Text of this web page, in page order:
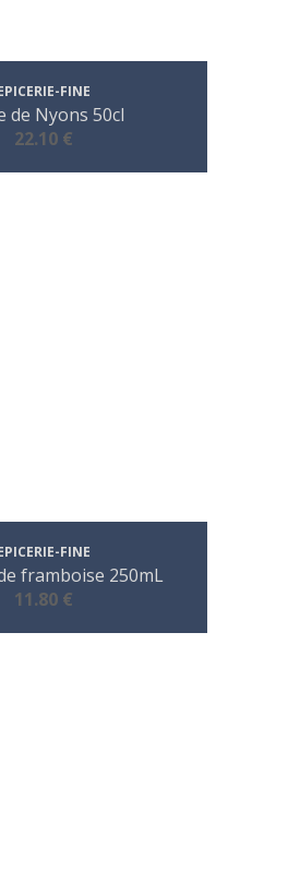
FINE
de Nyons 50cl
22.10 €
FINE
framboise 250mL
11.80 €